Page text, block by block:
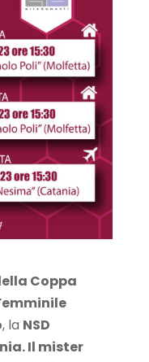
Coppa
, la NSD
Il mister